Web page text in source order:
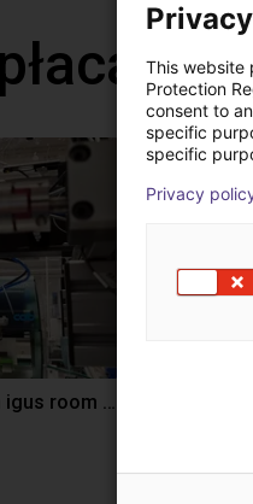
Automated labeling with igus room gantry and a cab label printer Application
This website
Protection
consent to
specific
specific
Privacy